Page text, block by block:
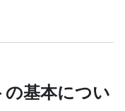
基本につい